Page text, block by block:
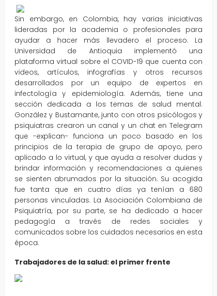
Sin embargo, en Colombia, hay varias iniciativas
lideradas por la academia o profesionales para
ayudar a hacer más llevadero el proceso. La
Universidad de Antioquia implementó una
plataforma virtual sobre el COVID-19 que cuenta con
videos, artículos, infografías y otros recursos
desarrollados por un equipo de expertos en
infectología y epidemiología. Además, tiene una
sección dedicada a los temas de salud mental.
González y Bustamante, junto con otros psicólogos y
psiquiatras crearon un canal y un chat en Telegram
que -explican- funciona un poco basado en los
principios de la terapia de grupo de apoyo, pero
aplicado a lo virtual, y que ayuda a resolver dudas y
brindar información y recomendaciones a quienes
se sienten abrumados por la situación. Su acogida
fue tanta que en cuatro días ya tenían a 680
personas vinculadas. La Asociación Colombiana de
Psiquiatría, por su parte, se ha dedicado a hacer
pedagogía a través de redes sociales y
comunicados sobre los cuidados necesarios en esta
época.
Trabajadores de la salud: el primer frente